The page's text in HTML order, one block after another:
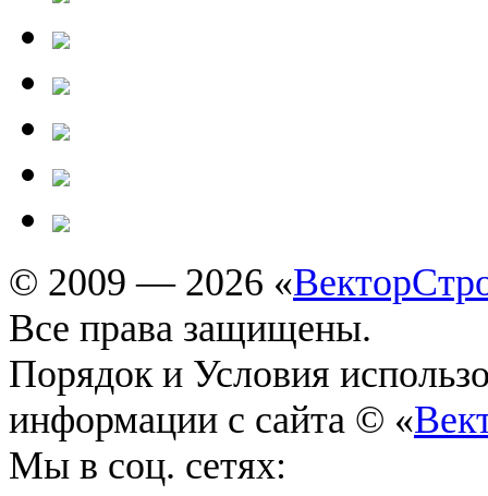
© 2009 — 2026 «
Все права защищены.
Порядок и Условия
информации с сайта © «
Мы в соц. сетях: